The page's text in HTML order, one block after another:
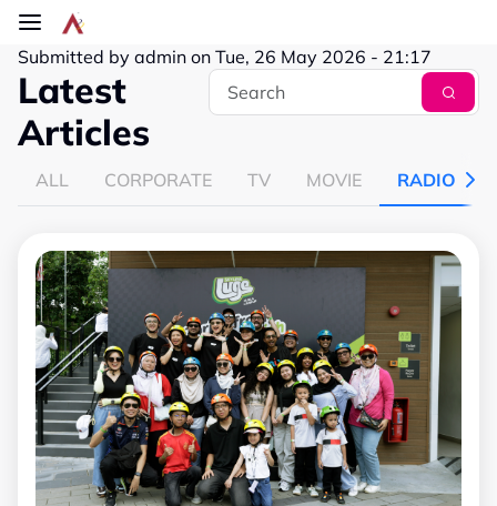
Skip to main content
Submitted by admin on Tue, 26 May 2026 - 21:17
Latest
Articles
ALL CORPORATE TV MOVIE RADIO